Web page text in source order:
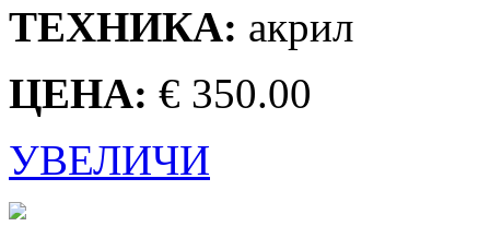
ТЕХНИКА: акрил
ЦЕНА: € 350.00
УВЕЛИЧИ